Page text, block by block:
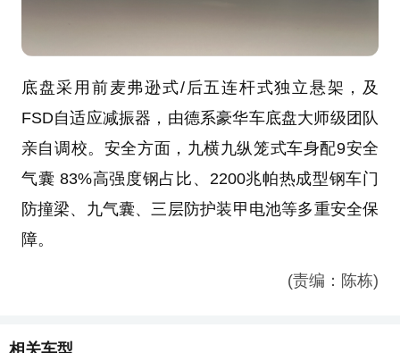
底盘采用前麦弗逊式/后五连杆式独立悬架，及
FSD自适应减振器，由德系豪华车底盘大师级团队
亲自调校。安全方面，九横九纵笼式车身配9安全
气囊 83%高强度钢占比、2200兆帕热成型钢车门
防撞梁、九气囊、三层防护装甲电池等多重安全保
障。
(责编：陈栋)
相关车型